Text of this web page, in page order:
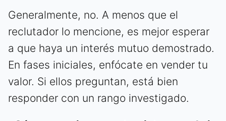
Generalmente, no. A menos que el
reclutador lo mencione, es mejor esperar
a que haya un interés mutuo demostrado.
En fases iniciales, enfócate en vender tu
valor. Si ellos preguntan, está bien
responder con un rango investigado.